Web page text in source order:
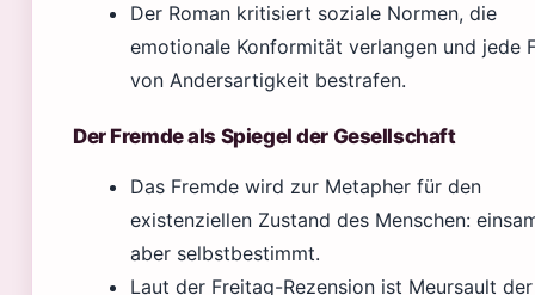
Der Roman kritisiert soziale Normen, die
emotionale Konformität verlangen und jede
von Andersartigkeit bestrafen.
Der Fremde als Spiegel der Gesellschaft
Das Fremde wird zur Metapher für den
existenziellen Zustand des Menschen:
aber selbstbestimmt.
Laut der Freitag-Rezension ist Meursault der